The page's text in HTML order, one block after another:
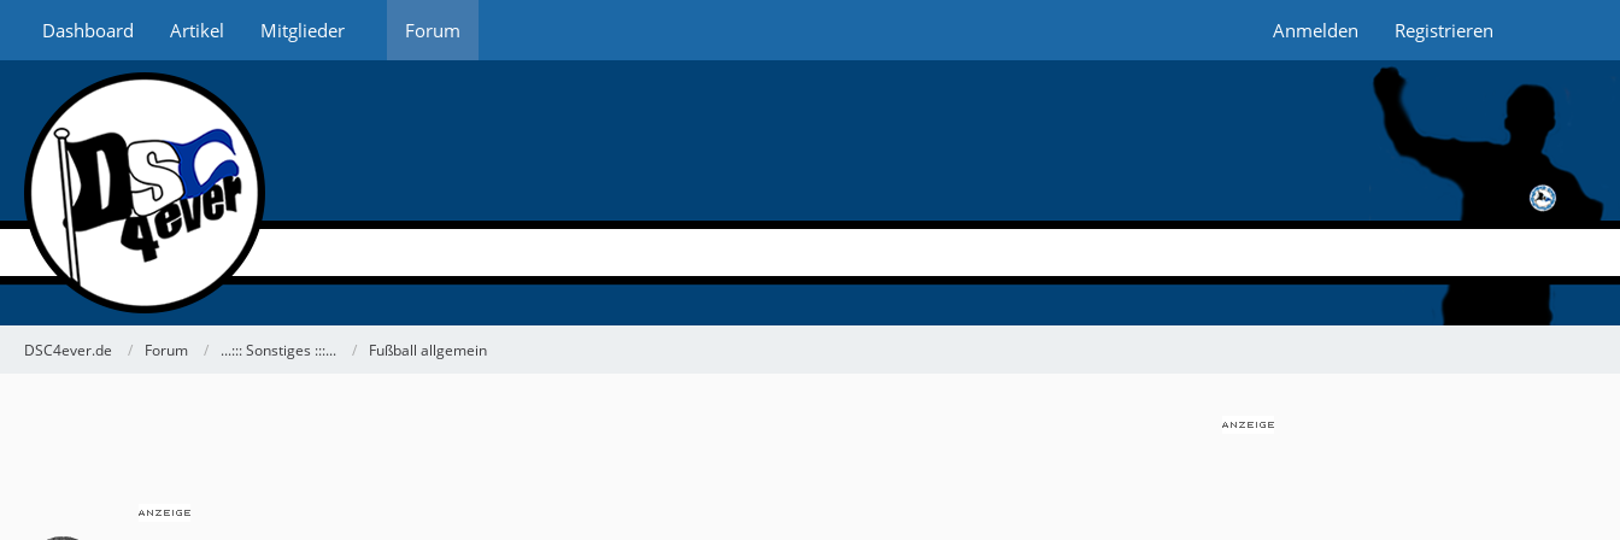
Dashboard Artikel Mitglieder Forum Anmelden Registrieren
DSC4ever.de Forum ...::: Sonstiges :::... Fußball allgemein